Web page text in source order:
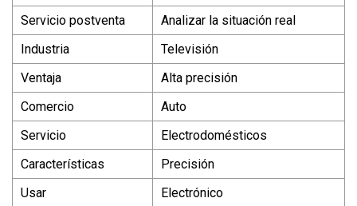
Servicio postventa
Analizar la situación real
Industria
Televisión
Ventaja
Alta precisión
Comercio
Auto
Servicio
Electrodomésticos
Características
Precisión
Usar
Electrónico